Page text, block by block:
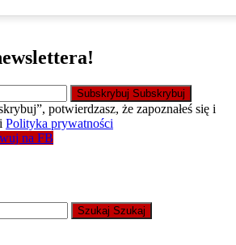
Subskrybuj Subskrybuj
potwierdzasz, że zapoznałeś się i
Polityka prywatności
na FB
Szukaj Szukaj